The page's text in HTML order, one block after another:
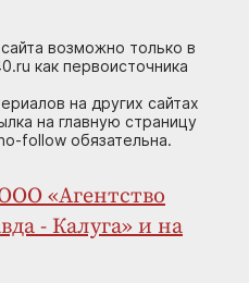
возможно только в
как первоисточника
на других сайтах
на главную страницу
follow обязательна.
«Агентство
- Калуга» и на